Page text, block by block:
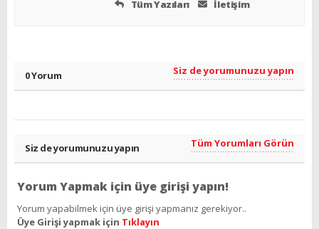
Tüm Yazıları İletişim
0 Yorum Siz de yorumunuzu yapın
Siz de yorumunuzu yapın Tüm Yorumları Görün
Yorum Yapmak için üye girişi yapın!
Yorum yapabilmek için üye girişi yapmanız gerekiyor..
Üye Girişi yapmak için Tıklayın